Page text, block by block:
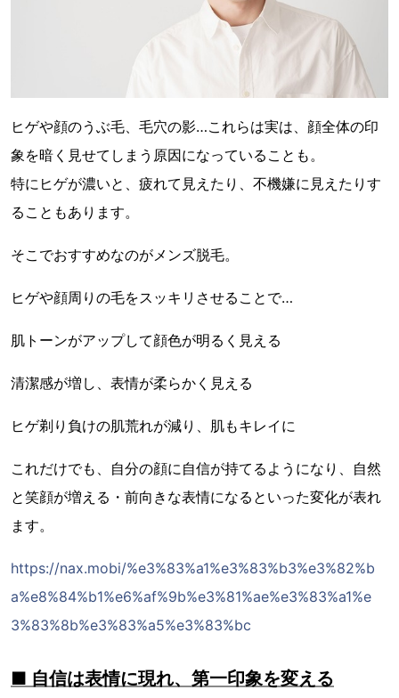
ヒゲや顔のうぶ毛、毛穴の影…これらは実は、顔全体の印
象を暗く見せてしまう原因になっていることも。
特にヒゲが濃いと、疲れて見えたり、不機嫌に見えたりす
ることもあります。
そこでおすすめなのがメンズ脱毛。
ヒゲや顔周りの毛をスッキリさせることで…
肌トーンがアップして顔色が明るく見える
清潔感が増し、表情が柔らかく見える
ヒゲ剃り負けの肌荒れが減り、肌もキレイに
これだけでも、自分の顔に自信が持てるようになり、自然
と笑顔が増える・前向きな表情になるといった変化が表れ
ます。
https://nax.mobi/%e3%83%a1%e3%83%b3%e3%82%b
a%e8%84%b1%e6%af%9b%e3%81%ae%e3%83%a1%e
3%83%8b%e3%83%a5%e3%83%bc
■ 自信は表情に現れ、第一印象を変える